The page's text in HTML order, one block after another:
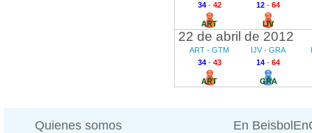
34- 42
ART
12 - 64
IJV
22 de abril de 2012
ART - GTM
34- 43
ART
IJV - GRA
14 - 64
GRA
Quienes somos En